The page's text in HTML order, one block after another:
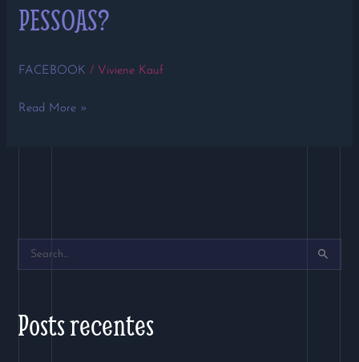
PESSOAS?
FACEBOOK / Viviene Kauf
Read More »
q
Posts recentes